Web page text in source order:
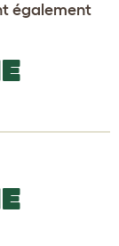
également